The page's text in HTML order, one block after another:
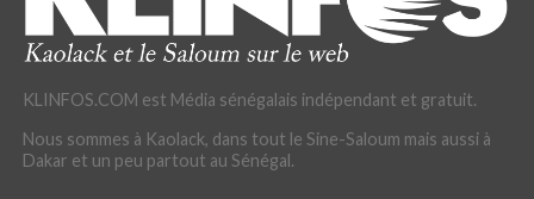
KLINFOS.COM est Média sénégalais indépendant et gratuit.
Nous sommes à Kaolack, dans tout le Sine-Saloum mais aussi à
Dakar et un peu partout au Sénégal.